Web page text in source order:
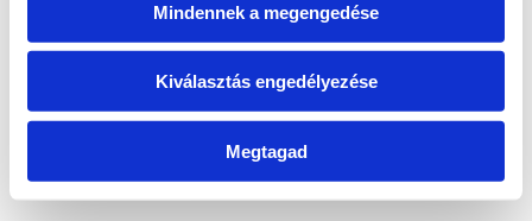
Mindennek a megengedése
Kiválasztás engedélyezése
Megtagad